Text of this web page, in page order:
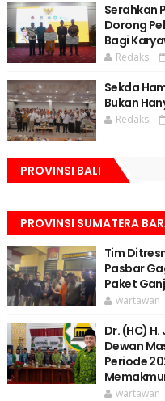
Serahkan
Dorong
Bagi
Redaksi
Sekda
Bukan
Redaksi
PROVINSI BALI
PROVINSI SUMATERA
Tim
Pasbar
Paket
wartawan
Dr. (HC)
Dewan
Periode
wartawan